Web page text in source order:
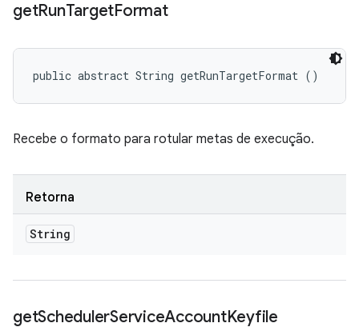
getRunTargetFormat
public abstract String getRunTargetFormat ()
Recebe o formato para rotular metas de execução.
Retorna
String
getSchedulerServiceAccountKeyfile